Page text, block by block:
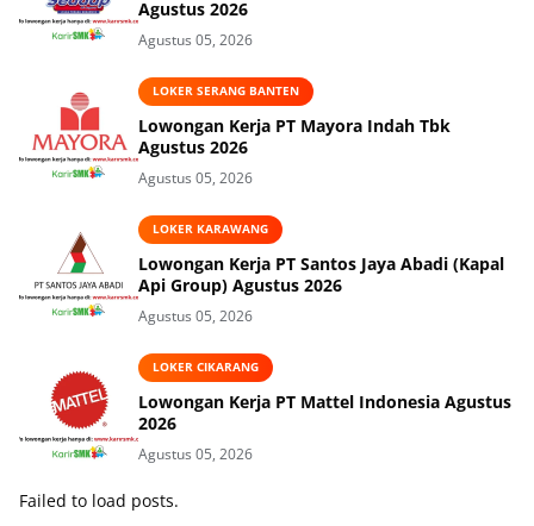
Agustus 2026
Agustus 05, 2026
LOKER SERANG BANTEN
Lowongan Kerja PT Mayora Indah Tbk
Agustus 2026
Agustus 05, 2026
LOKER KARAWANG
Lowongan Kerja PT Santos Jaya Abadi (Kapal
Api Group) Agustus 2026
Agustus 05, 2026
LOKER CIKARANG
Lowongan Kerja PT Mattel Indonesia Agustus
2026
Agustus 05, 2026
Failed to load posts.